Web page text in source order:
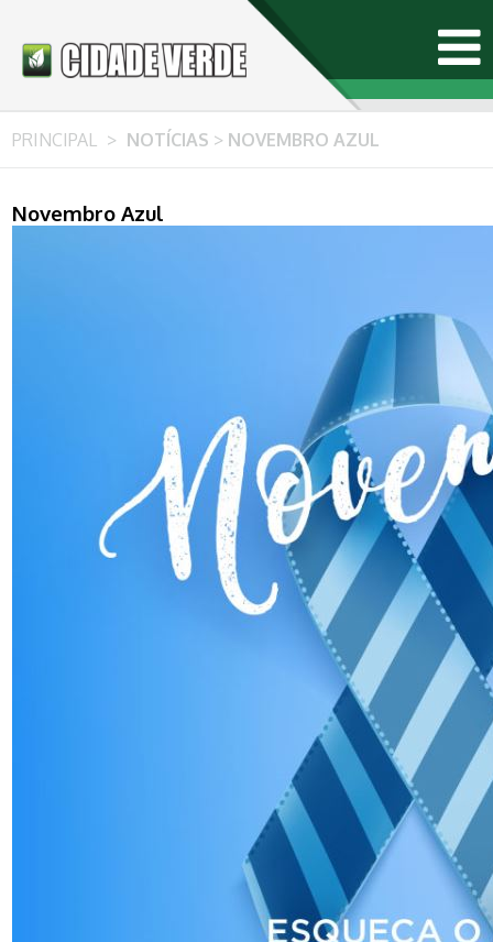
PRINCIPAL > NOTÍCIAS > NOVEMBRO AZUL
Novembro Azul